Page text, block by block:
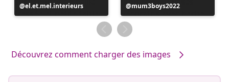
Publication
publiée
el.et.mel.interieurs
Publication
publiée
par
mum3boys2022
Découvrez comment charger des images